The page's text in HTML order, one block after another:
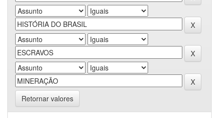
Retornar valores